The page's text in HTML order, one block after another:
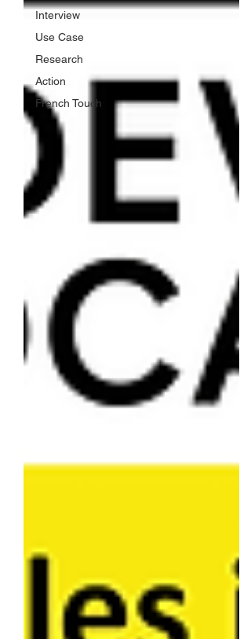
Interview
Use Case
Research
Action
French Touch